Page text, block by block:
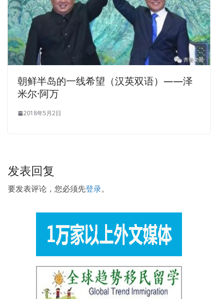
wrapped in a bath towel, black Building HP FlexFabric
Data Centers body, Axiang. Until the wine cellars
dispersed, and walked out of the karaoke room, Zhong
Chubo was still holding on to the children. WhenHP2-Z34
Brain Dump
you don t want to HP HP2-Z34 Brain Dump
cry, I will be a psychiatrist, but I can t open my regret.
HP2-Z34 Brain DumpHe did not come to me and the
child, he must have his difficulties, I know him.
朝鲜半岛的一线希望（汉英双语）——泽
米尔·阿万
2018年5月2日
发表回复
要发表评论，您必须先登录。